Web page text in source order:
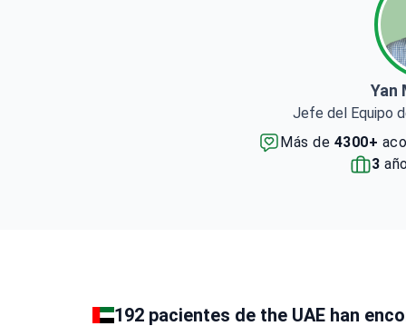
Yan
Jefe del Equipo
Más de 4300+
3
192 pacientes de the UAE han